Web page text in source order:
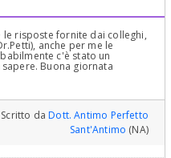
le risposte fornite dai colleghi,
anche per me le
c'è stato un
Buona giornata
Scritto daDott. Antimo Perfetto
Sant'Antimo (NA)